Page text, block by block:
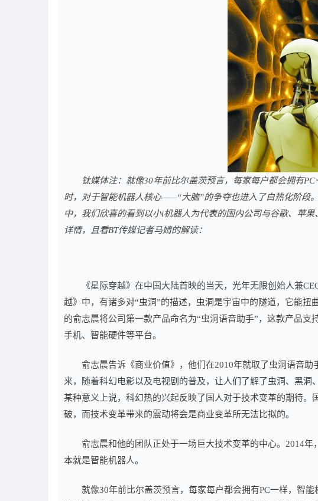
钛媒体注：就像30年前比尔盖茨预言，每家每户都会拥有PC
时，对于智能机器人核心——“大脑”的争夺也进入了白热化阶段
中，我们欣喜的看到以小i机器人为代表的国内公司与谷歌、苹
详情，且看BT传媒记者马婧的解读：
《星际穿越》在中国大陆首映的当天，光年无限创始人兼
越》中，有诸多对“虫洞”的描述，虫洞是宇宙中的隧道，它能
的俞志晨将公司第一款产品命名为“虫洞语音助手”，这款产品
手机、智能硬件等平台。
俞志晨告诉《商业价值》，他们在2010年就取了虫洞语音
来，随着科幻电影以及电视剧的普及，让人们了解了虫洞、黑
某种意义上说，科幻热的兴起反映了国人对于技术变革的期待
破，而技术变革带来的震动将会是商业变革所无法比拟的。
俞志晨和他的团队正处于一场巨大技术变革的中心。2014
本就是智能机器人。
就像30年前比尔盖茨预言，每家每户都会拥有PC一样，智